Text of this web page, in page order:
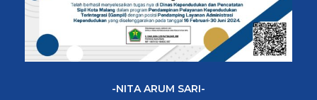
-NITA ARUM SARI-